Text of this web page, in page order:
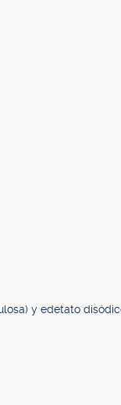
y edetato